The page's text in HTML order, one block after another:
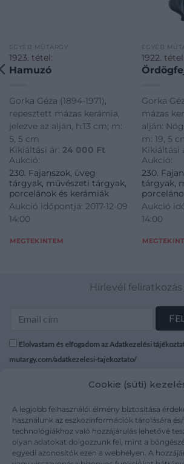
Cookie (süti)
A legjobb felhasználói élmény biztosítása
használunk az eszközinformációk tárolására
technológiákhoz való hozzájárulás lehetővé
olyan adatokat dolgozzunk fel, mint a
egyedi azonosítók ezen a webhelyen. A
EGYÉB MŰTÁRGY
1923. tétel:
Hamuzó
Gorka Géza (1894-1971),
repesztett mázas kerámia,
jelezve az alján, h:13 cm; m:
5, 5 cm
Kikiáltási ár: 24 000 Ft
Aukció:
230. Fajanszok, üveg
tárgyak, művészeti tárgyak,
porcelánok és kerámiák
Aukció időpontja: 2017-12-09
14:00
MEGTEKINTEM
EGYÉB
1922. tétel:
Gorka
mázas
alján:
m: 19, 5
Kikiáltási
Aukció:
230.
tárgyak,
Aukció
14:00
Hírlevél feliratkozás
Elolvastam és elfogadom az Adatkezelési
mutargy.com/adatkezelesi-tajekoztato/
Médiaajánlat
Karrier
Kapcsolat
Áraink
ÁSZF